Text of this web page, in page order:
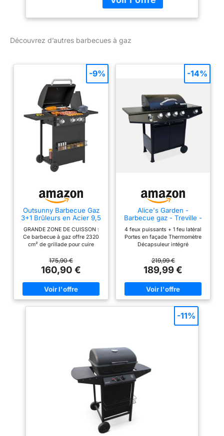
brûleurs robustes
d'allumer tous vos
pression sur un bouton
Thermomètre intégré au
contrôler la température
intérieure de votre
barbecue Brûleur latéral:
permet de chauffer les
accompagneront vos
grillades Conversion
barbecue du mode gaz
au mode charbon en
moins de 60 secondes
sans outil nécessaire
Surface de cuisson
spacieuse: 3 brûleurs
solides offrant tout
l'espace nécessaire pour
griller pour la famille et
les amis
Découvrez d’autres barbecues à gaz
Outsunny Barbecue Gaz
3+1 Brûleurs en Acier 9,5
Noir
GRANDE ZONE DE CUISSON :
Ce barbecue à gaz offre 2320
cm² de grillade pour cuire
saucisses en même temps,
avec un réchaud et un brûleur
latéral pour la cuisson en poêle,
idéal pour 5 à 9 convives
RANGEMENT BIEN PENSÉ : Ce
barbecue de jardin dispose
MAÎTRISÉE AU DEGRÉ PRÈS :
Fermez le couvercle de ce
barbecue à gaz pour concentrer
la chaleur et donner une saveur
fumée intense à vos plats,
tandis que le thermomètre à
double échelle aide à suivre
précisément la température
interne CHALEUR RÉGLÉE
indépendant de chaque brûleur,
175,90 €
160,90 €
-9%
Alice's Garden -
Barbecue gaz - Treville -
feu latéral noir. avec
thermomètre
4 feux puissants + 1 feu latéral
Portes en façade Thermomètre
Décapsuleur intégré
219,99 €
189,99 €
-14%
-11%